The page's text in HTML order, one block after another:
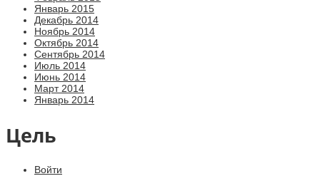
Январь 2015
Декабрь 2014
Ноябрь 2014
Октябрь 2014
Сентябрь 2014
Июль 2014
Июнь 2014
Март 2014
Январь 2014
Цель
Войти